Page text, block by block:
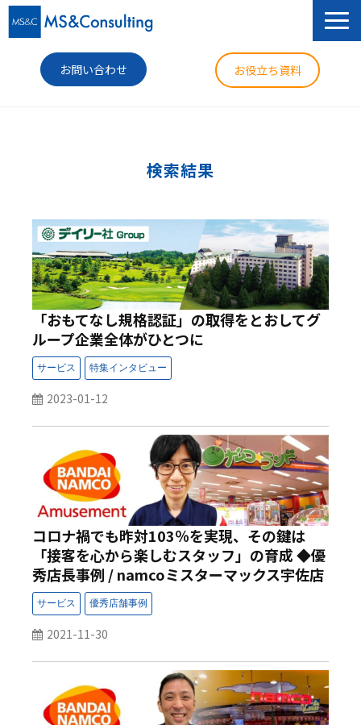
お問い合わせ お役立ち資料
コラム
ニュース
企業情報
検索結果
「おもてなし規格認証」の取得をとおしてグ
ループ企業全体がひとつに
2023-01-12
コロナ禍でも昨対103％を実現、その鍵は
「接客を心から楽しむスタッフ」の育成 ◆優
秀店長事例 / namcoミスターマックス宇佐店
◆
2021-11-30